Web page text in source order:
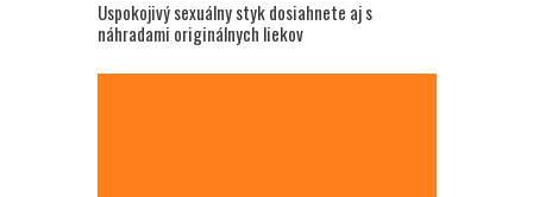
Uspokojivý sexuálny styk dosiahnete aj s
náhradami originálnych liekov